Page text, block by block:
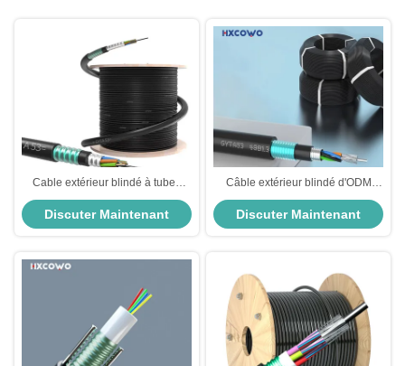
Cable extérieur blindé à tubes
lâches enfilés G652D G657A1
G657A2
Discuter Maintenant
Câble extérieur blindé d'ODM
d'OEM de câble optique de fibre
d'enterrement direct blindé
Discuter Maintenant